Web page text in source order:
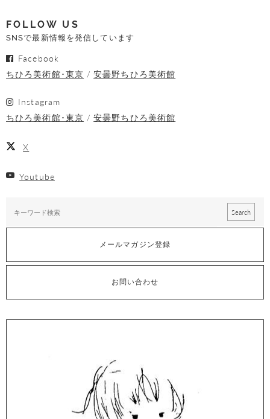
FOLLOW US
SNSで最新情報を発信しています
Facebook
ちひろ美術館･東京
安曇野ちひろ美術館
Instagram
ちひろ美術館･東京
安曇野ちひろ美術館
X
Youtube
メールマガジン登録
お問い合わせ